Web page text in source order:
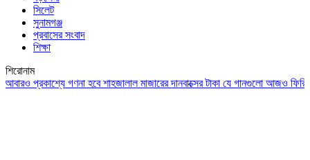
সিলেট
সুনামগঞ্জ
প্রবাসের সংবাদ
শিক্ষা
শিরোনাম
প্রকাশ্যে গণনা হবে শাহজালাল মাজারের দানবাক্সের টাকাযে গানগুলো আজও ফিরিয়ে